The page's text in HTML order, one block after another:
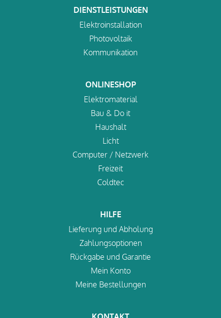
DIENSTLEISTUNGEN
Elektroinstallation
Photovoltaik
Kommunikation
ONLINESHOP
Elektromaterial
Bau & Do it
Haushalt
Licht
Computer / Netzwerk
Freizeit
Coldtec
HILFE
Lieferung und Abholung
Zahlungsoptionen
Rückgabe und Garantie
Mein Konto
Meine Bestellungen